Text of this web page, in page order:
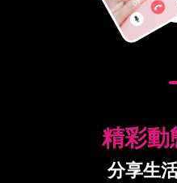
精彩
分享生